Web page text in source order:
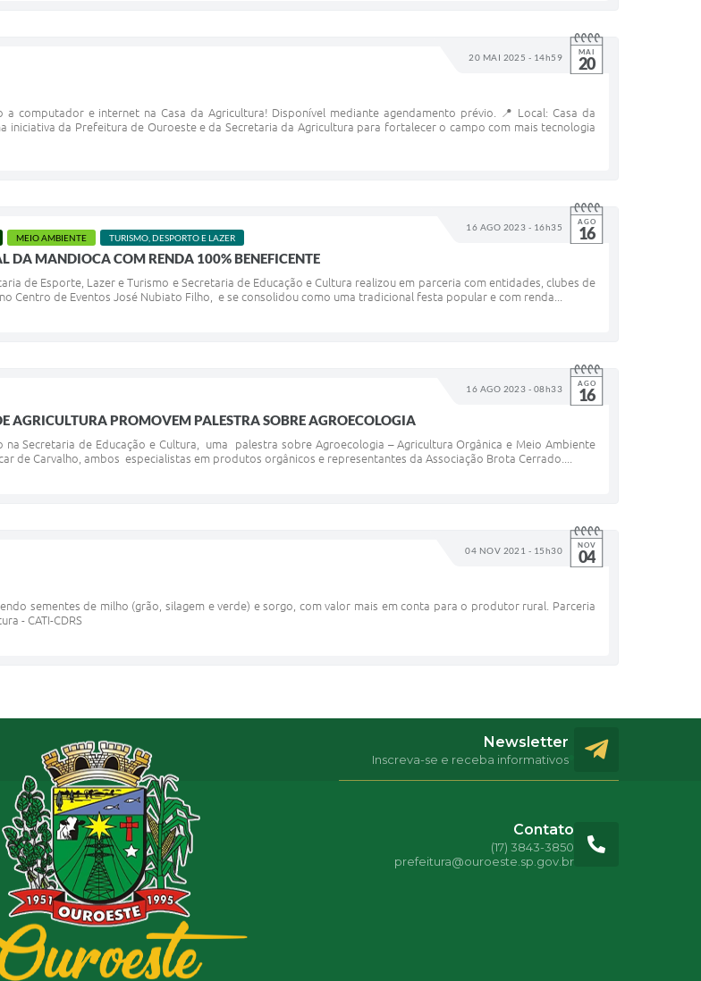
20 MAI 2025 - 14h59 MAI
20
a computador e internet na Casa da Agricultura! Disponível mediante agendamento prévio. 📍 Local: Casa da
iniciativa da Prefeitura de Ouroeste e da Secretaria da Agricultura para fortalecer o campo com mais tecnologia
16 AGO 2023 - 16h35 AGO
16
MEIO AMBIENTE TURISMO, DESPORTO E LAZER
DA MANDIOCA COM RENDA 100% BENEFICENTE
de Esporte, Lazer e Turismo e Secretaria de Educação e Cultura realizou em parceria com entidades, clubes de
Centro de Eventos José Nubiato Filho, e se consolidou como uma tradicional festa popular e com renda...
16 AGO 2023 - 08h33 AGO
16
AGRICULTURA PROMOVEM PALESTRA SOBRE AGROECOLOGIA
Secretaria de Educação e Cultura, uma palestra sobre Agroecologia – Agricultura Orgânica e Meio Ambiente
de Carvalho, ambos especialistas em produtos orgânicos e representantes da Associação Brota Cerrado....
04 NOV 2021 - 15h30 NOV
04
sementes de milho (grão, silagem e verde) e sorgo, com valor mais em conta para o produtor rural. Parceria
- CATI-CDRS
Contato
(17) 3843-3850
prefeitura@ouroeste.sp.gov.br
Newsletter
Inscreva-se e receba informativos